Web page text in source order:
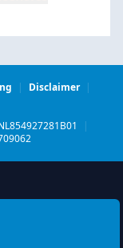
| Disclaimer |
|